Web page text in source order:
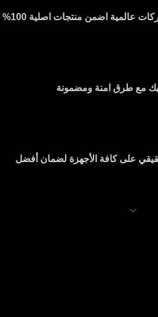
عالمية اضمن منتجات اصلية 100%
مع طرق امنة ومضمونة
على كافة الأجهزة لضمان أفضل